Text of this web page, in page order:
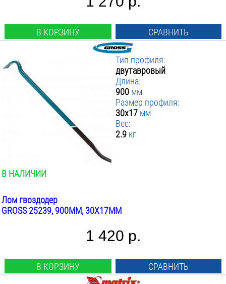
В КОРЗИНУ СРАВНИТЬ
Тип профиля:
двутавровый
Длина:
900 мм
Размер профиля:
30x17 мм
Вес:
2.9 кг
В НАЛИЧИИ
Лом гвоздодер
GROSS 25239, 900ММ, 30X17ММ
1 420 р.
В КОРЗИНУ СРАВНИТЬ